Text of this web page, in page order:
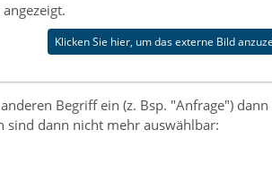
Klicken Sie hier, um das externe Bild
Begriff ein (z. Bsp. "Anfrage")
sind dann nicht mehr auswählbar: